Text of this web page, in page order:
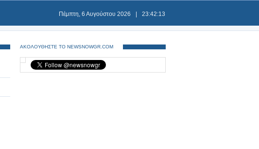
Πέμπτη, 6 Αυγούστου 2026 23:42:13
ΑΚΟΛΟΥΘΗΣΤΕ ΤΟ NEWSNOWGR.COM